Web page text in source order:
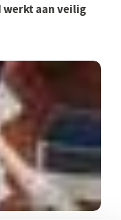
werkt aan veilig